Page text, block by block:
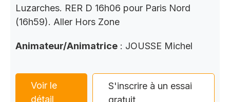
Luzarches. RER D 16h06 pour Paris Nord
(16h59). Aller Hors Zone
Animateur/Animatrice : JOUSSE Michel
Voir le
détail
S'inscrire à un essai
gratuit